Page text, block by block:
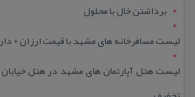
برداشتن خال با محلول
لیست مسافرخانه های مشهد با قیمت ارزان + داری